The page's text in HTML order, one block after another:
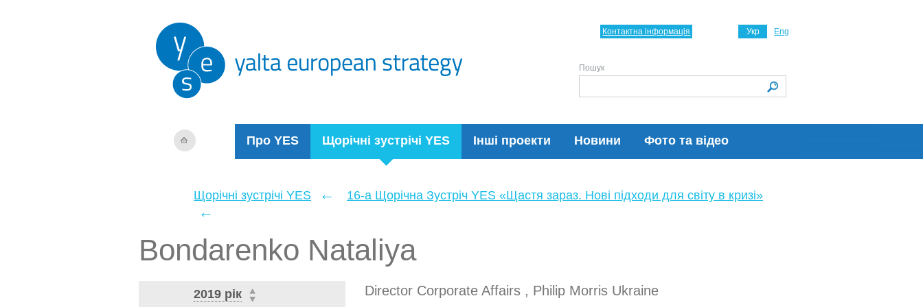
Про YES Щорічні зустрічі YES Інші проекти Новини Фото та відео
Укр Eng
Контактна інформація
Пошук
Щорічні зустрічі YES ← 16-а Щорічна Зустріч YES «Щастя зараз. Нові підходи для світу в кризі»
←
Bondarenko Nataliya
2019 рік Director Corporate Affairs , Philip Morris Ukraine